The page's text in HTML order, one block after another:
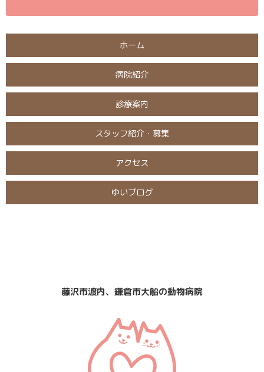
ホーム
病院紹介
診療案内
スタッフ紹介・募集
アクセス
ゆいブログ
藤沢市渡内、鎌倉市大船の動物病院